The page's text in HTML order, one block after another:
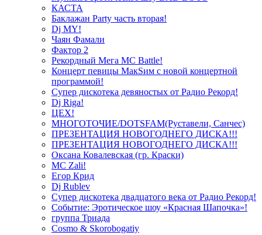
КАСТА
Баклажан Party часть вторая!
Dj MY!
Чаян Фамали
Фактор 2
Рекордный Мега МС Battle!
Концерт певицы МакSим с новой концертной
программой!
Супер дискотека девяностых от Радио Рекорд!
Dj Riga!
ЦЕХ!
МНОГОТОЧИЕ/DOTSFAM(Руставели, Санчес)
ПРЕЗЕНТАЦИЯ НОВОГОДНЕГО ДИСКА!!!
ПРЕЗЕНТАЦИЯ НОВОГОДНЕГО ДИСКА!!!
Оксана Ковалевская (гр. Краски)
MC Zali!
Егор Крид
Dj Rublev
Супер дискотека двадцатого века от Радио Рекорд!
Событие: Эротическое шоу «Красная Шапочка»!
группа Триада
Cosmo & Skorobogatiy